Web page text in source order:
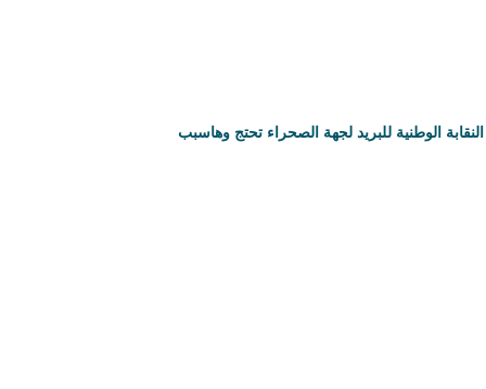
النقابة الوطنية للبريد لجهة الصحراء تحتج وهاسبب